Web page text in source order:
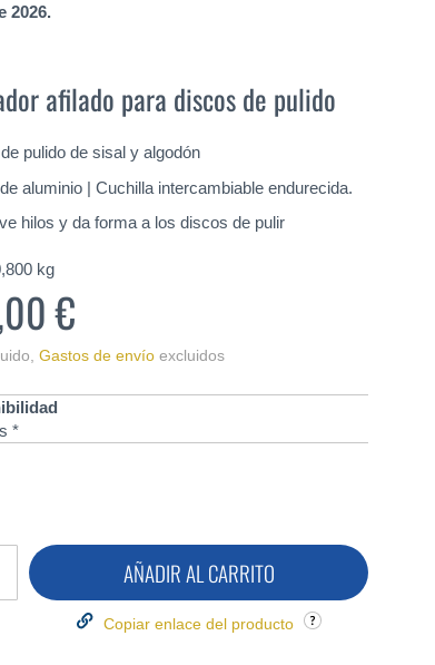
2026.
afilado para discos de pulido
pulido de sisal y algodón
aluminio | Cuchilla intercambiable endurecida.
hilos y da forma a los discos de pulir
kg
€
Gastos de envío excluidos
*
AÑADIR AL CARRITO
Copiar enlace del producto